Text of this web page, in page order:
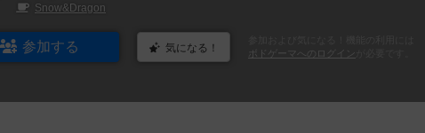
Snow&Dragon
参加する 気になる！
ボドゲーマへのログイン